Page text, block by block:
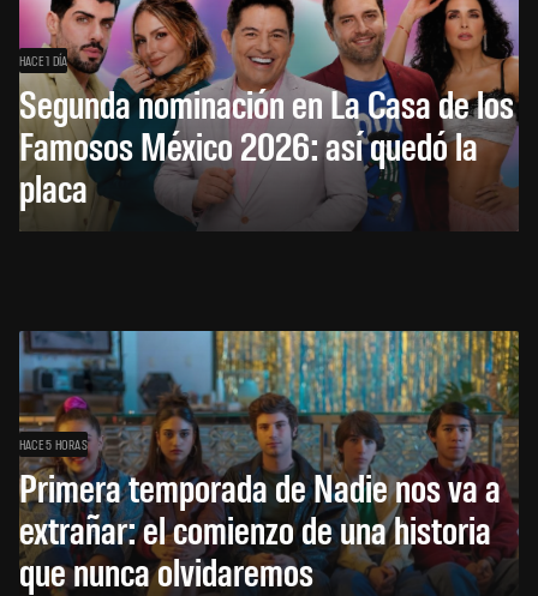
HACE 1 DÍA
Segunda nominación en La Casa de los
Famosos México 2026: así quedó la
placa
HACE 5 HORAS
Primera temporada de Nadie nos va a
extrañar: el comienzo de una historia
que nunca olvidaremos